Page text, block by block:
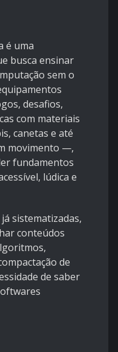
é uma
busca ensinar
sem o
desafios,
com materiais
canetas e até
movimento —,
fundamentos
lúdica e
sistematizadas,
conteúdos
de
de saber